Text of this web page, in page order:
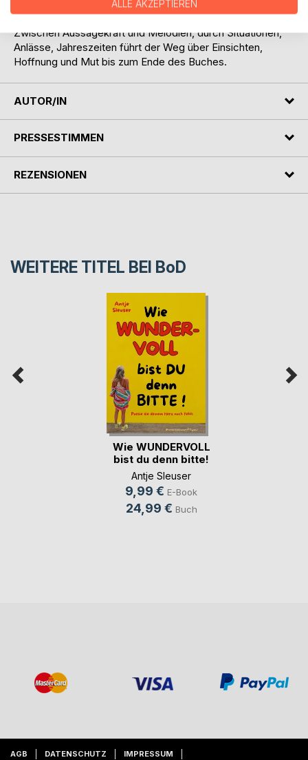
Seidig und anmutig schmiegen sich die Wörter aneinander,
hinterlassen bleibende Eindrücke.
Zwischen Aussagekraft und Melodien, durch Situationen,
Anlässe, Jahreszeiten führt der Weg über Einsichten,
Hoffnung und Mut bis zum Ende des Buches.
AUTOR/IN
PRESSESTIMMEN
REZENSIONEN
WEITERE TITEL BEI BoD
Wie WUNDERVOLL
bist du denn bitte!
Antje Sleuser
9,99 € E-Book
24,99 € Buch
AGB DATENSCHUTZ IMPRESSUM
ALLE AKZEPTIEREN